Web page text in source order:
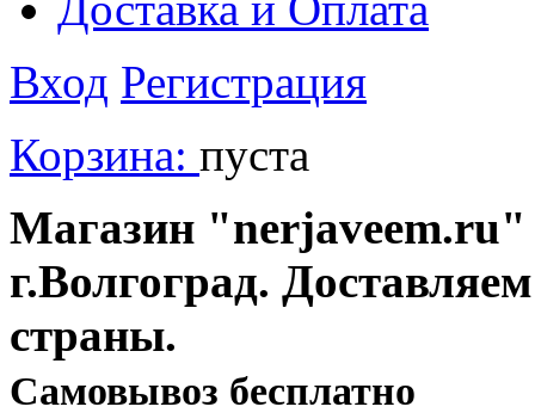
Вход Регистрация
Корзина: пуста
Магазин "nerjaveem.ru"
г.Волгоград.
страны.
Cамовывоз бесплатно